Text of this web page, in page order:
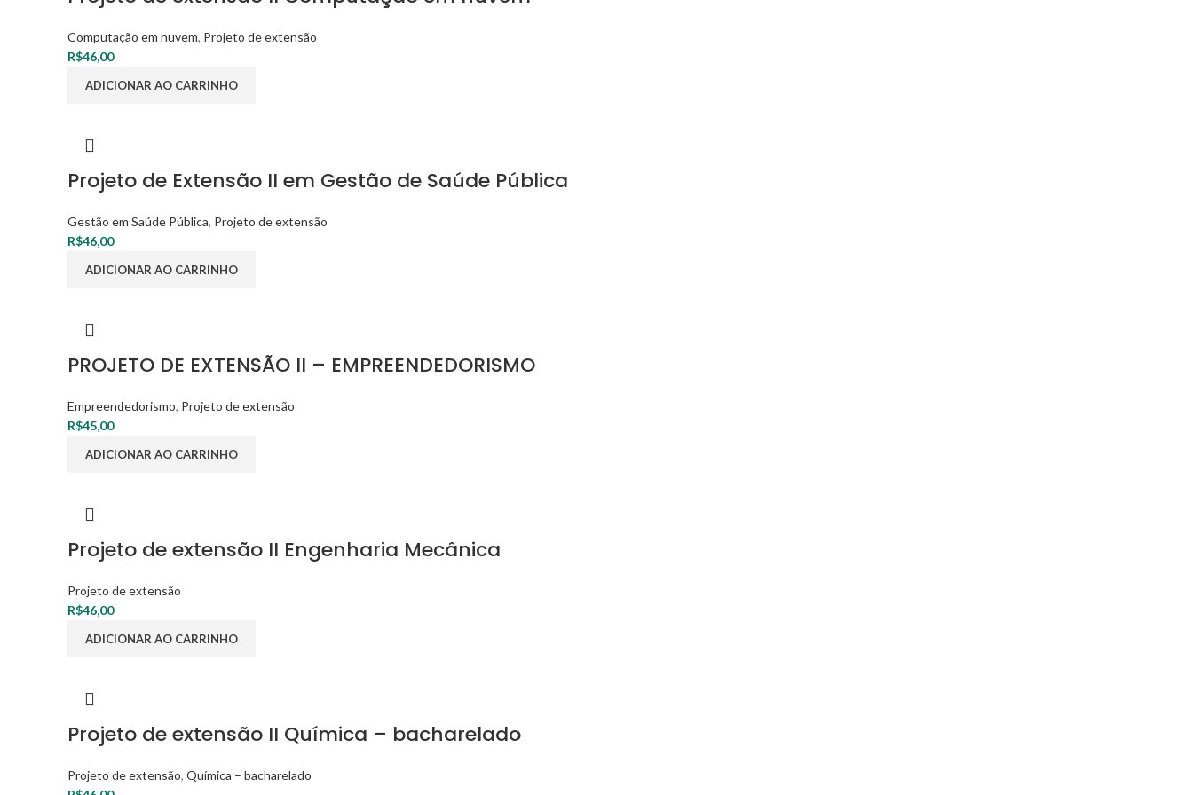
Computação em nuvem, Projeto de extensão
R$46,00
ADICIONAR AO CARRINHO
Projeto de Extensão II em Gestão de Saúde Pública
Gestão em Saúde Pública, Projeto de extensão
R$46,00
ADICIONAR AO CARRINHO
PROJETO DE EXTENSÃO II – EMPREENDEDORISMO
Empreendedorismo, Projeto de extensão
R$45,00
ADICIONAR AO CARRINHO
Projeto de extensão II Engenharia Mecânica
Projeto de extensão
R$46,00
ADICIONAR AO CARRINHO
Projeto de extensão II Química – bacharelado
Projeto de extensão, Química – bacharelado